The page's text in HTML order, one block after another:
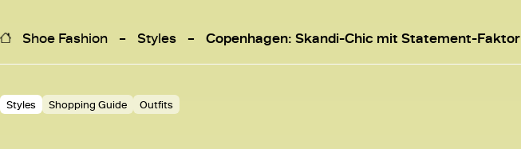
Shoe Fashion Styles Copenhagen: Skandi-Chic mit Statement-Faktor
Styles Shopping Guide Outfits